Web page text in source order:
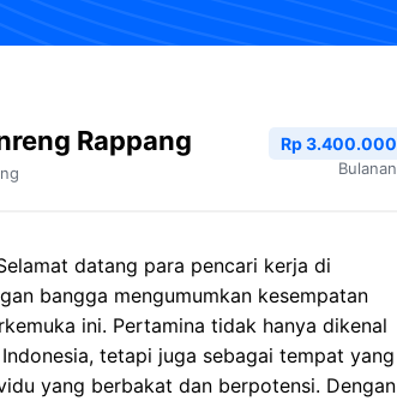
Rappang Rp 3.400.000
Bulanan
datang para pencari kerja di
bangga mengumumkan kesempatan
ini. Pertamina tidak hanya dikenal
tetapi juga sebagai tempat yang
yang berbakat dan berpotensi. Dengan